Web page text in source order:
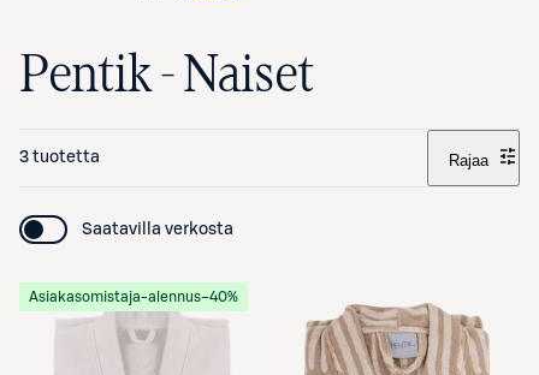
Pentik - Naiset
3 tuotetta Rajaa
Saatavilla verkosta
Asiakasomistaja-alennus−40%